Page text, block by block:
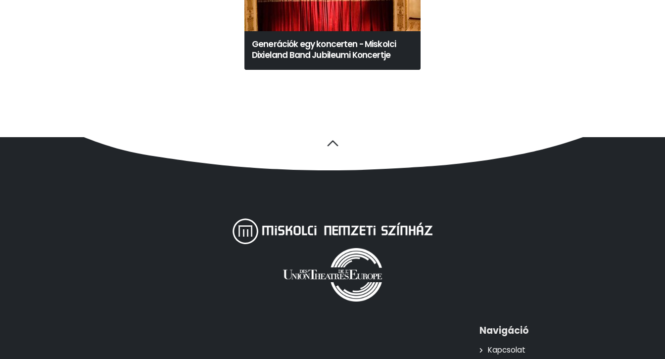
Generációk egy koncerten - Miskolci
Dixieland Band Jubileumi Koncertje
Navigáció
Kapcsolat